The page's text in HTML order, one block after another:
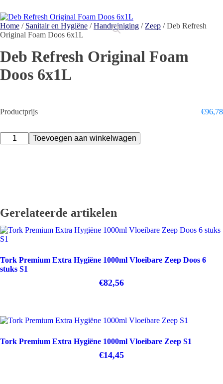
Home / Sanitair en Hygiëne /Handreiniging / Zeep / Deb Refresh
Original Foam Doos 6x1L
Deb Refresh Original Foam
Doos 6x1L
Productprijs €96,78
Refresh
Toevoegen aan winkelwagen
Gerelateerde artikelen
Tork Premium Extra Hygiëne 1000ml Vloeibare Zeep Doos 6
stuks S1
€82,56
Tork Premium Extra Hygiëne 1000ml Vloeibare Zeep S1
€14,45